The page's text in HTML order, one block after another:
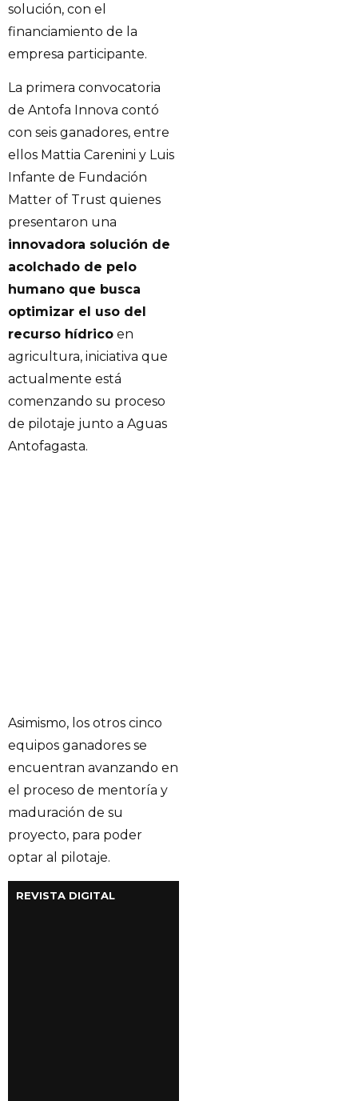
solución, con el
financiamiento de la
empresa participante.
La primera convocatoria
de Antofa Innova contó
con seis ganadores, entre
ellos Mattia Carenini y Luis
Infante de Fundación
Matter of Trust quienes
presentaron una
innovadora solución de
acolchado de pelo
humano que busca
optimizar el uso del
recurso hídrico en
agricultura, iniciativa que
actualmente está
comenzando su proceso
de pilotaje junto a Aguas
Antofagasta.
Asimismo, los otros cinco
equipos ganadores se
encuentran avanzando en
el proceso de mentoría y
maduración de su
proyecto, para poder
optar al pilotaje.
REVISTA DIGITAL